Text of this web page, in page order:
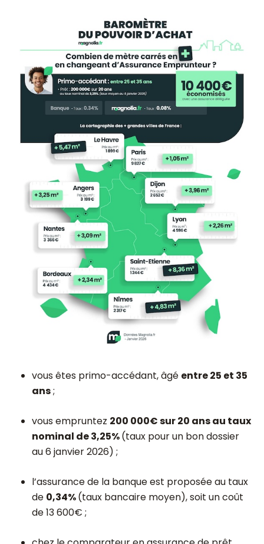
vous êtes primo-accédant, âgé entre 25 et 35
ans;
vous empruntez 200 000€ sur 20 ans au taux
nominal de 3,25%(taux pour un bon dossier
au 6 janvier 2026) ;
l’assurance de la banque est proposée au taux
de 0,34%(taux bancaire moyen), soit un coût
de 13 600€ ;